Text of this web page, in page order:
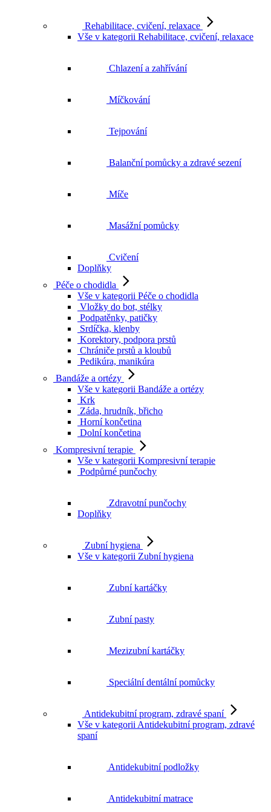
Rehabilitace, cvičení, relaxace
Vše v kategorii Rehabilitace, cvičení, relaxace
Chlazení a zahřívání
Míčkování
Tejpování
Balanční pomůcky a zdravé sezení
Míče
Masážní pomůcky
Cvičení
Doplňky
Péče o chodidla
Vše v kategorii Péče o chodidla
Vložky do bot, stélky
Podpatěnky, patičky
Srdíčka, klenby
Korektory, podpora prstů
Chrániče prstů a kloubů
Pedikúra, manikúra
Bandáže a ortézy
Vše v kategorii Bandáže a ortézy
Krk
Záda, hrudník, břicho
Horní končetina
Dolní končetina
Kompresivní terapie
Vše v kategorii Kompresivní terapie
Podpůrné punčochy
Vše v kategorii Zubní hygiena
Vše v kategorii Antidekubitní program, zdravé
spaní